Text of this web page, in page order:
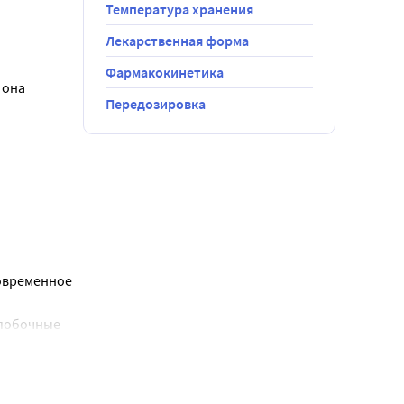
оно
для плода
Температура хранения
Лекарственная форма
Фармакокинетика
Передозировка